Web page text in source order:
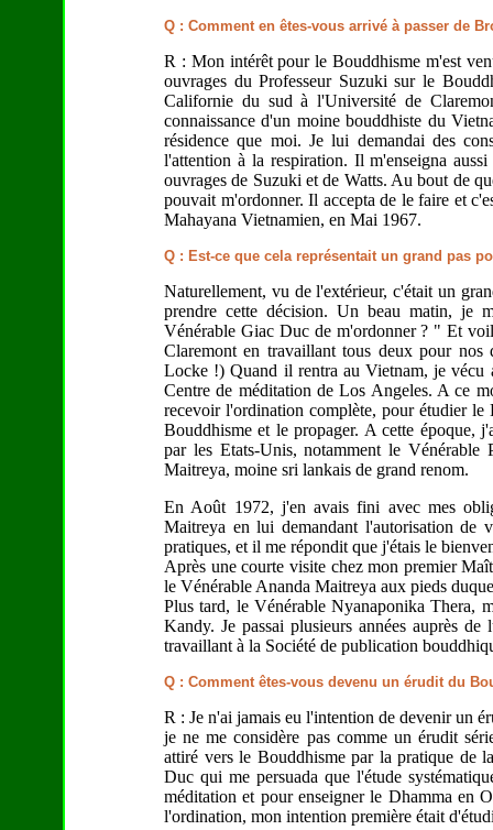
Q : Comment en êtes-vous arrivé à passer de
R : Mon intérêt pour le Bouddhisme m'est
ouvrages du Professeur Suzuki sur le
Californie du sud à l'Université de
connaissance d'un moine bouddhiste du
résidence que moi. Je lui demandai des
l'attention à la respiration. Il m'enseigna
ouvrages de Suzuki et de Watts. Au bout de
pouvait m'ordonner. Il accepta de le faire et
Mahayana Vietnamien, en Mai 1967.
Q : Est-ce que cela représentait un grand pas
Naturellement, vu de l'extérieur, c'était un
prendre cette décision. Un beau matin, je
Vénérable Giac Duc de m'ordonner ? " Et
Claremont en travaillant tous deux pour
Locke !) Quand il rentra au Vietnam, je vécu
Centre de méditation de Los Angeles. A ce
recevoir l'ordination complète, pour étudier
Bouddhisme et le propager. A cette époque,
par les Etats-Unis, notamment le Vénérable
Maitreya, moine sri lankais de grand renom.
En Août 1972, j'en avais fini avec mes
Maitreya en lui demandant l'autorisation de
pratiques, et il me répondit que j'étais le
Après une courte visite chez mon premier
le Vénérable Ananda Maitreya aux pieds
Plus tard, le Vénérable Nyanaponika Thera,
Kandy. Je passai plusieurs années auprès
travaillant à la Société de publication
Q : Comment êtes-vous devenu un érudit du
R : Je n'ai jamais eu l'intention de devenir un
je ne me considère pas comme un érudit
attiré vers le Bouddhisme par la pratique de
Duc qui me persuada que l'étude
méditation et pour enseigner le Dhamma en
l'ordination, mon intention première était